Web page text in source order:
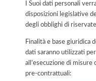
I Suoi dati personali
disposizioni legislative
degli obblighi di
Finalità e base giuridica
dati saranno utilizzati
all’esecuzione di
pre-contrattuali: